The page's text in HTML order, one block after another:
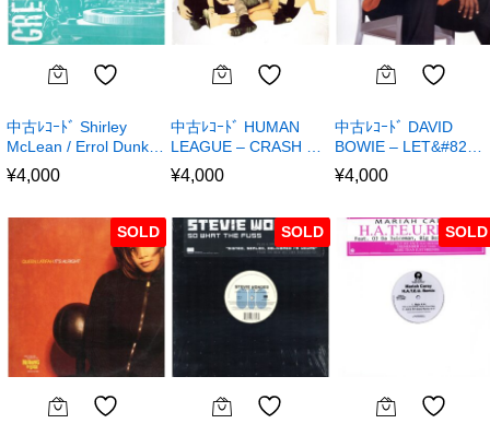
中古ﾚｺｰﾄﾞ Shirley
McLean / Errol Dunk…
¥4,000
中古ﾚｺｰﾄﾞ HUMAN
LEAGUE – CRASH …
¥4,000
中古ﾚｺｰﾄﾞ DAVID
BOWIE – LET&#82…
¥4,000
SOLD SOLD SOLD